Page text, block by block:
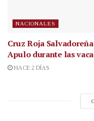
NACIONALES
Cruz Roja
Apulo durante las
HACE 2 DÍAS